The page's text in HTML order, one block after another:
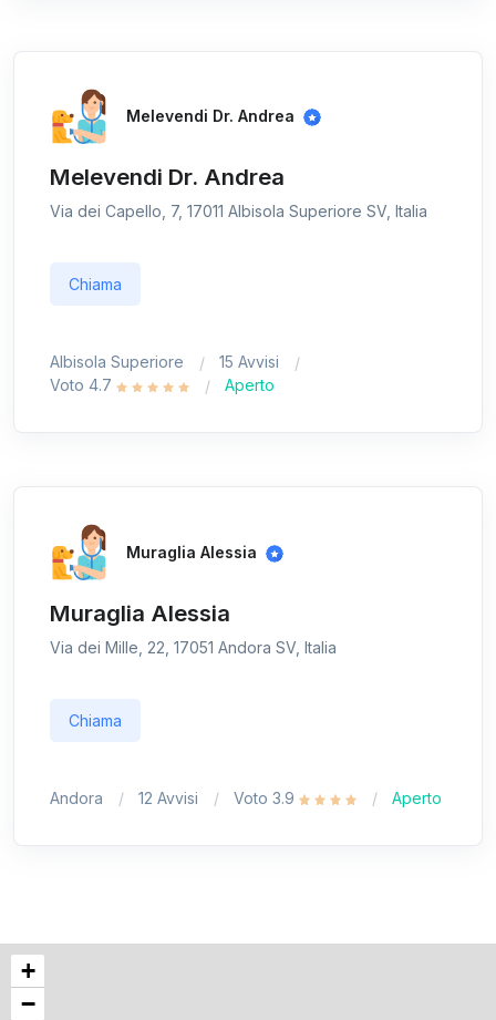
Melevendi Dr. Andrea
Melevendi Dr. Andrea
Via dei Capello, 7, 17011 Albisola Superiore SV, Italia
Chiama
Albisola Superiore
15 Avvisi
Voto 4.7
Aperto
Muraglia Alessia
Muraglia Alessia
Via dei Mille, 22, 17051 Andora SV, Italia
Chiama
Andora 12 Avvisi Voto 3.9 Aperto
+
−